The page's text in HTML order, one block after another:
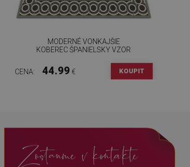
MODERNÉ VONKAJŠIE
KOBEREC ŠPANIELSKY VZOR
CENA: 44.99 € KOUPIT
Zostanme v kontakte